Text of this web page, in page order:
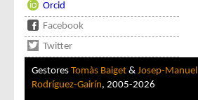
Orcid
Facebook
Twitter
Gestores Tomàs Baiget & Josep-Manuel
Rodríguez-Gairín, 2005-2026